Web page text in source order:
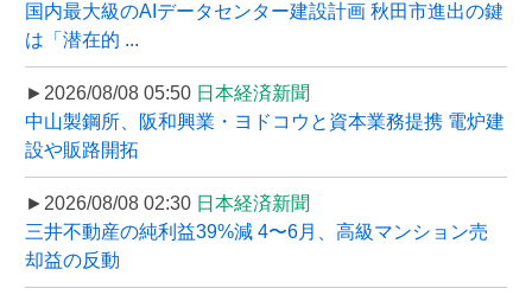
国内最大級のAIデータセンター建設計画 秋田市進出の鍵
は「潜在的 ...
►2026/08/08 05:50 日本経済新聞
中山製鋼所、阪和興業・ヨドコウと資本業務提携 電炉建
設や販路開拓
►2026/08/08 02:30 日本経済新聞
三井不動産の純利益39%減 4〜6月、高級マンション売
却益の反動